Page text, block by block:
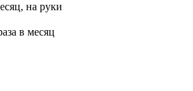
на руки
в месяц